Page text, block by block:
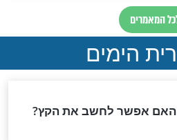
לא מוכנים לאנטישמיות: איזה
שידור חי?